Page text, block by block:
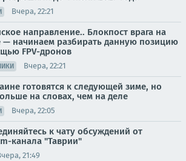
Вчера, 22:21
направление.. Блокпост врага на
— начинаем разбирать данную позицию
FPV-дронов
Вчера, 22:21
готовятся к следующей зиме, но
на словах, чем на деле
Вчера, 22:05
к чату обсуждений от
канала "Таврии"
21:49